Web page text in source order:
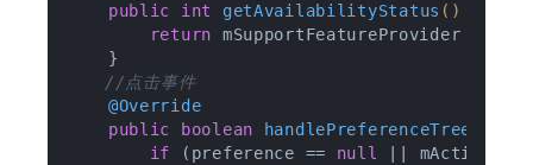
public
int getAvailabilityStatus ()
return mSupportFeatureProvider ==
    }
//点击事件
@Override
public
boolean handlePreferenceTreeClick
if (preference == null
|| mActivity